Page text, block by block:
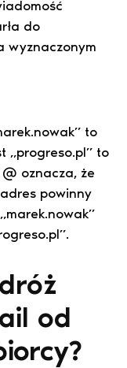
do
wyznaczonym
to
„progreso.pl” to
oznacza, że
powinny
od